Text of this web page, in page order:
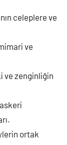
celeplere ve
ve
ve zenginliğin
ortak